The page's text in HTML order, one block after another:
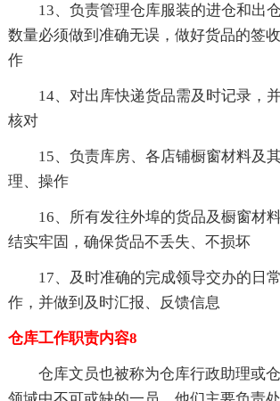
13、负责管理仓库服装的进仓和出
数量必须做到准确无误，做好货品的签
作
14、对出库快递货品需及时记录，并
核对
15、负责库房、各店铺橱窗材料及
理、操作
16、所有发往外埠的货品及橱窗材
结实牢固，确保货品不丢失、不损坏
17、及时准确的完成领导交办的日常
作，并做到及时汇报、反馈信息
仓库工作职责内容8
仓库文员也被称为仓库行政助理或仓